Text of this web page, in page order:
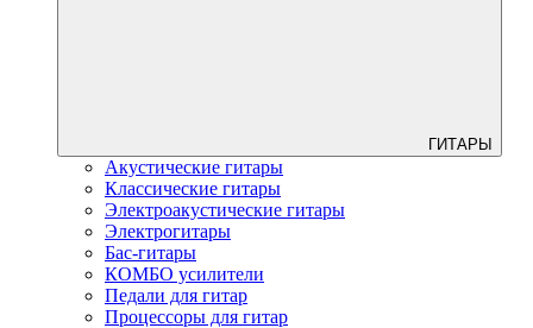
ГИТАРЫ
Акустические гитары
Классические гитары
Электроакустические гитары
Электрогитары
Бас-гитары
КОМБО усилители
Педали для гитар
Процессоры для гитар